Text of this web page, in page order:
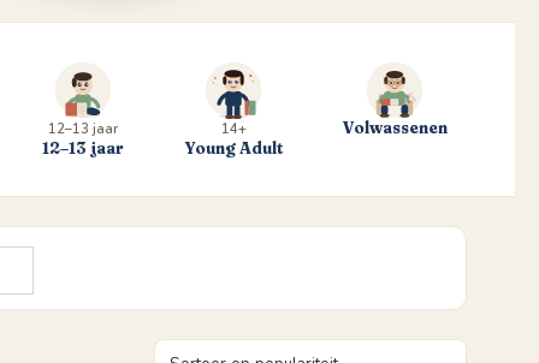
12–13 jaar
12–13 jaar
14+
Young Adult
Volwassenen